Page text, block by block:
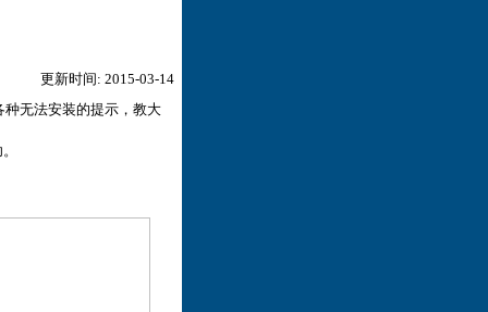
更新时间: 2015-03-14
无法安装的提示，教大